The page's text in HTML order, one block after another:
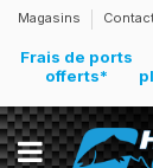
Magasins
Frais de ports
offerts*